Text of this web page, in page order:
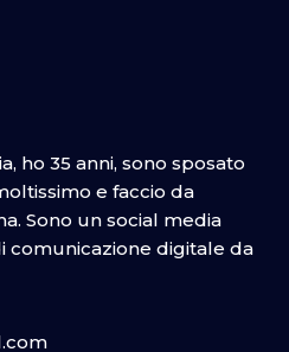
ho 35 anni, sono sposato
e faccio da
Sono un social media
comunicazione digitale da